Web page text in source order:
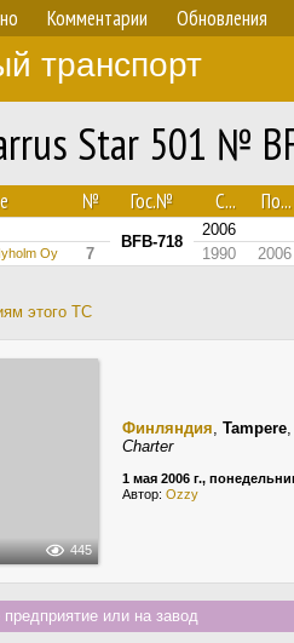
Комментарии Обновления
транспорт
Star 501 №
№ Гос.№ С... По...
BFB-718
2006
Oy 7 1990 2006
этого ТС
445
Финляндия, Tampere
Charter
1 мая 2006 г.,
Автор: Ozzy
или на завод